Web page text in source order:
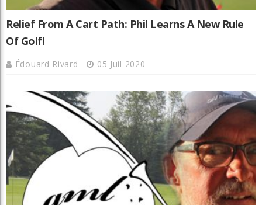
Relief From A Cart Path: Phil Learns A New Rule
Of Golf!
Édouard Rivard 05 Juil 2020